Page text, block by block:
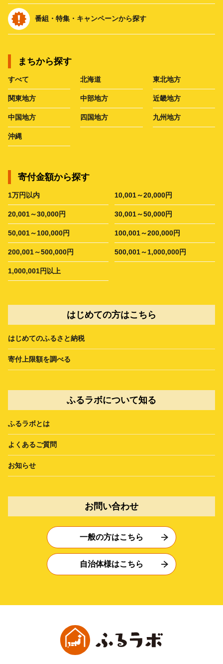
番組・特集・キャンペーンから探す
まちから探す
すべて 北海道 東北地方
関東地方 中部地方 近畿地方
中国地方 四国地方 九州地方
沖縄
寄付金額から探す
1万円以内 10,001～20,000円
20,001～30,000円 30,001～50,000円
50,001～100,000円 100,001～200,000円
200,001～500,000円 500,001～1,000,000円
1,000,001円以上
はじめての方はこちら
はじめてのふるさと納税
寄付上限額を調べる
ふるラボについて知る
ふるラボとは
よくあるご質問
お知らせ
お問い合わせ
一般の方はこちら
自治体様はこちら